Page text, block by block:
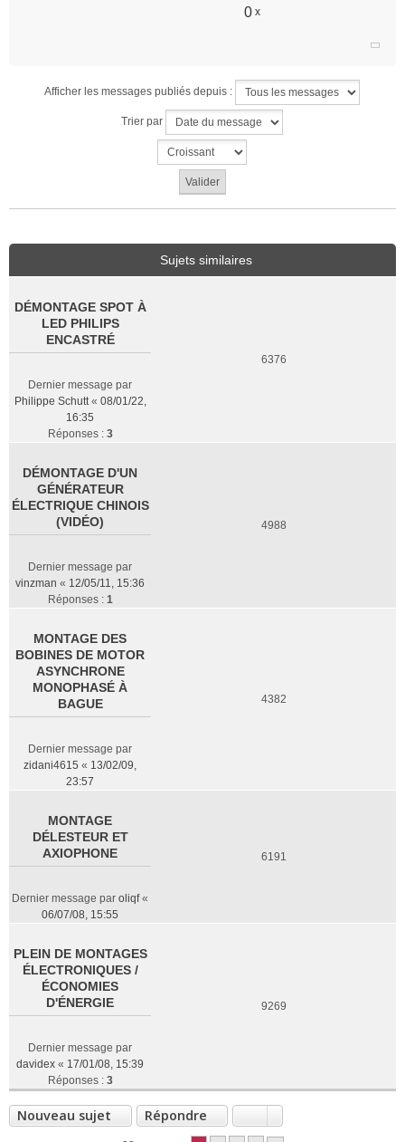
0 x
Afficher les messages publiés depuis :
Trier par
Sujets similaires
DÉMONTAGE SPOT À
LED PHILIPS
ENCASTRÉ
Dernier message par
Philippe Schutt« 08/01/22,
16:35
Réponses : 3
6376
DÉMONTAGE D'UN
GÉNÉRATEUR
ÉLECTRIQUE CHINOIS
(VIDÉO)
Dernier message par
vinzman « 12/05/11, 15:36
Réponses : 1
4988
MONTAGE DES
BOBINES DE MOTOR
ASYNCHRONE
MONOPHASÉ À
BAGUE
Dernier message par
zidani4615 « 13/02/09,
23:57
4382
MONTAGE
DÉLESTEUR ET
AXIOPHONE
Dernier message par oliqf«
06/07/08, 15:55
6191
PLEIN DE MONTAGES
ÉLECTRONIQUES /
ÉCONOMIES
D'ÉNERGIE
Dernier message par
davidex « 17/01/08, 15:39
Réponses : 3
9269
Nouveau sujet Répondre